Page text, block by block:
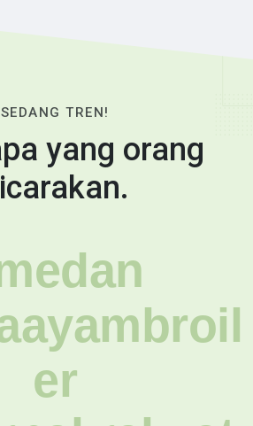
SEDANG TREN!
yang orang
er